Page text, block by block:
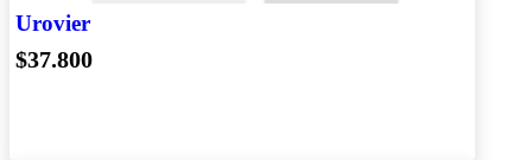
Urovier
$37.800